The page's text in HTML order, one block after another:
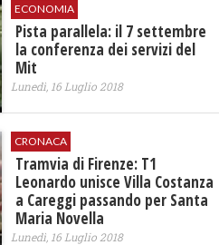
ECONOMIA
Pista parallela: il 7 settembre
la conferenza dei servizi del
Mit
Lunedì, 16 Luglio 2018
CRONACA
Tramvia di Firenze: T1
Leonardo unisce Villa Costanza
a Careggi passando per Santa
Maria Novella
Lunedì, 16 Luglio 2018